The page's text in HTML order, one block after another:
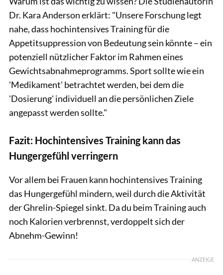
Dr. Kara Anderson erklärt: "Unsere Forschung legt
nahe, dass hochintensives Training für die
Appetitsuppression von Bedeutung sein könnte – ein
potenziell nützlicher Faktor im Rahmen eines
Gewichtsabnahmeprogramms. Sport sollte wie ein
'Medikament' betrachtet werden, bei dem die
'Dosierung' individuell an die persönlichen Ziele
angepasst werden sollte."
Fazit: Hochintensives Training kann das
Hungergefühl verringern
Vor allem bei Frauen kann hochintensives Training
das Hungergefühl mindern, weil durch die Aktivität
der Ghrelin-Spiegel sinkt. Da du beim Training auch
noch Kalorien verbrennst, verdoppelt sich der
Abnehm-Gewinn!
ANZEIGE